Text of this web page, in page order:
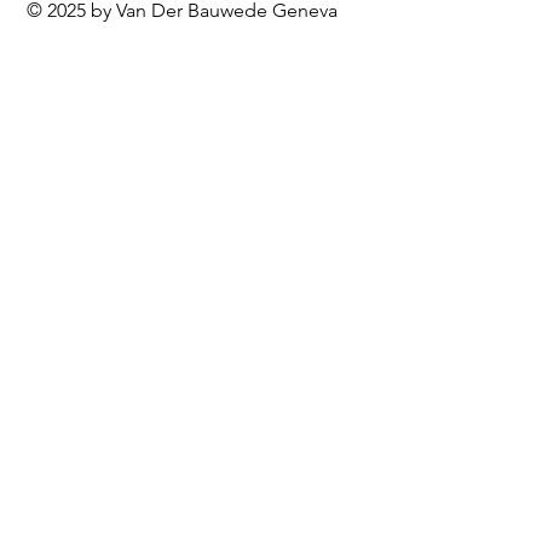
© 2025 by Van Der Bauwede Geneva